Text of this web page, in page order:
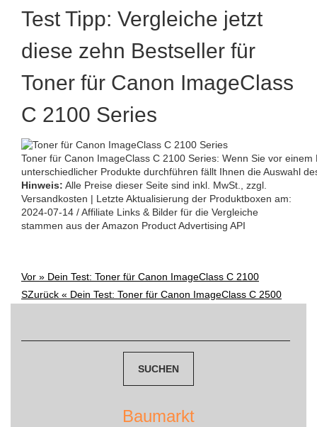
Test Tipp: Vergleiche jetzt
diese zehn Bestseller für
Toner für Canon ImageClass
C 2100 Series
Toner für Canon ImageClass C 2100 Series: Wenn Sie vor einem
unterschiedlicher Produkte durchführen fällt Ihnen die Auswahl
Hinweis: Alle Preise dieser Seite sind inkl. MwSt., zzgl.
Versandkosten | Letzte Aktualisierung der Produktboxen am:
2024-07-14 / Affiliate Links & Bilder für die Vergleiche
stammen aus der Amazon Product Advertising API
Post
Vor » Dein Test: Toner für Canon ImageClass C 2100
SZurück « Dein Test: Toner für Canon ImageClass C 2500
Baumarkt